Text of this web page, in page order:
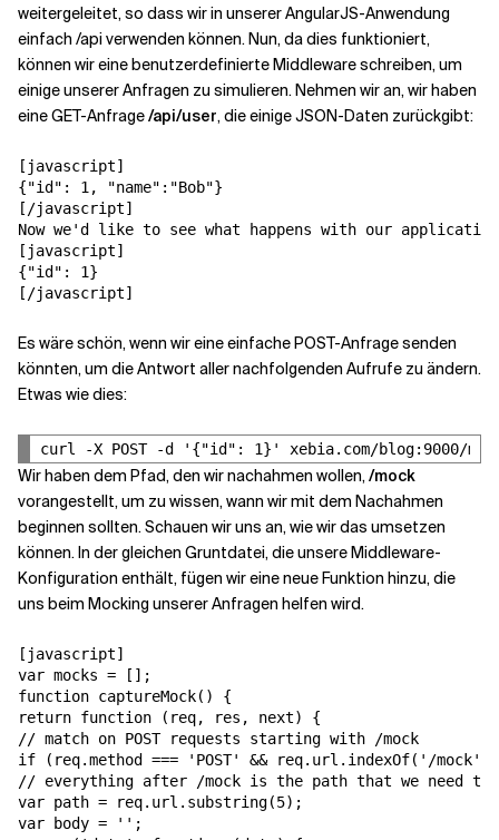
weitergeleitet, so dass wir in unserer AngularJS-Anwendung
einfach /api verwenden können. Nun, da dies funktioniert,
können wir eine benutzerdefinierte Middleware schreiben, um
einige unserer Anfragen zu simulieren. Nehmen wir an, wir haben
eine GET-Anfrage/api/user, die einige JSON-Daten zurückgibt:
[javascript]
{"id": 1, "name":"Bob"}
[/javascript]
Now we'd like to see what happens with our
[javascript]
{"id": 1}
[/javascript]
Es wäre schön, wenn wir eine einfache POST-Anfrage senden
könnten, um die Antwort aller nachfolgenden Aufrufe zu ändern.
Etwas wie dies:
Wir haben dem Pfad, den wir nachahmen wollen,/mock
vorangestellt, um zu wissen, wann wir mit dem Nachahmen
beginnen sollten. Schauen wir uns an, wie wir das umsetzen
können. In der gleichen Gruntdatei, die unsere Middleware-
Konfiguration enthält, fügen wir eine neue Funktion hinzu, die
uns beim Mocking unserer Anfragen helfen wird.
[javascript]
var mocks = [];
function captureMock() {
return function (req, res, next) {
// match on POST requests starting with /mock
if (req.method === 'POST' && req.url.indexOf('/mock')
// everything after /mock is the path that we need to
var path = req.url.substring(5);
var body = '';